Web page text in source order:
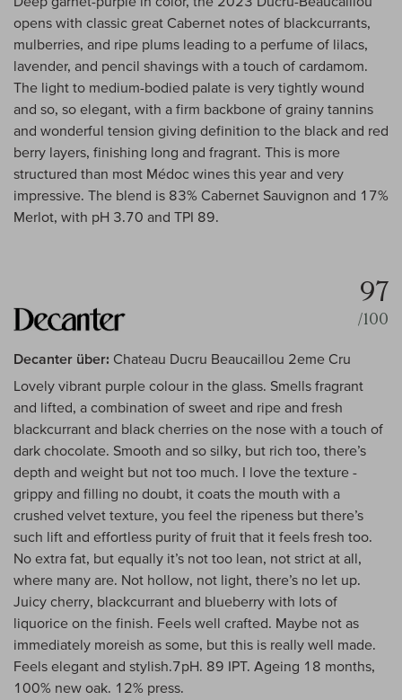
opens with classic great Cabernet notes of blackcurrants,
mulberries, and ripe plums leading to a perfume of lilacs,
lavender, and pencil shavings with a touch of cardamom.
The light to medium-bodied palate is very tightly wound
and so, so elegant, with a firm backbone of grainy tannins
and wonderful tension giving definition to the black and red
berry layers, finishing long and fragrant. This is more
structured than most Médoc wines this year and very
impressive. The blend is 83% Cabernet Sauvignon and 17%
Merlot, with pH 3.70 and TPI 89.
97
/100
Decanter über: Chateau Ducru Beaucaillou 2eme Cru
Lovely vibrant purple colour in the glass. Smells fragrant
and lifted, a combination of sweet and ripe and fresh
blackcurrant and black cherries on the nose with a touch of
dark chocolate. Smooth and so silky, but rich too, there’s
depth and weight but not too much. I love the texture -
grippy and filling no doubt, it coats the mouth with a
crushed velvet texture, you feel the ripeness but there’s
such lift and effortless purity of fruit that it feels fresh too.
No extra fat, but equally it’s not too lean, not strict at all,
where many are. Not hollow, not light, there’s no let up.
Juicy cherry, blackcurrant and blueberry with lots of
liquorice on the finish. Feels well crafted. Maybe not as
immediately moreish as some, but this is really well made.
Feels elegant and stylish.7pH. 89 IPT. Ageing 18 months,
100% new oak. 12% press.